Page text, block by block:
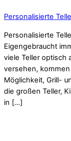
Personalisierte
Personalisierte
Eigengebraucht
viele Teller optisch
versehen,
Möglichkeit, Grill-
die großen Teller,
in […]